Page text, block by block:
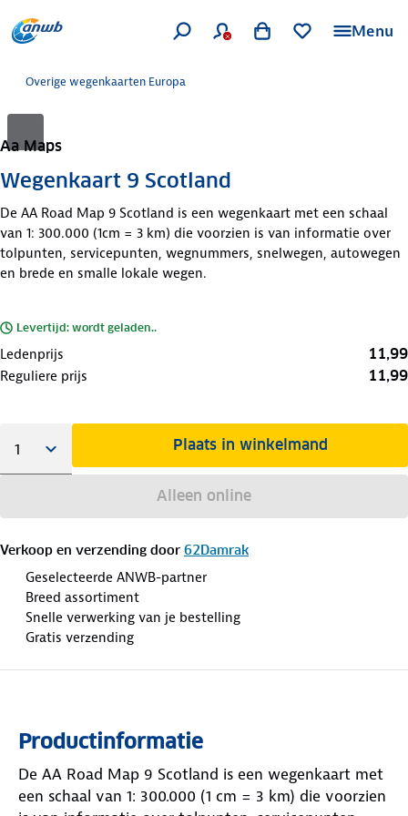
Menu
Overige wegenkaarten Europa
Aa Maps
Wegenkaart 9 Scotland
De AA Road Map 9 Scotland is een wegenkaart met een schaal
van 1: 300.000 (1cm = 3 km) die voorzien is van informatie over
tolpunten, servicepunten, wegnummers, snelwegen, autowegen
en brede en smalle lokale wegen.
Levertijd: wordt geladen..
Ledenprijs 11,99
Reguliere prijs 11,99
Plaats in winkelmand
Alleen online
Verkoop en verzending door 62Damrak
Geselecteerde ANWB-partner
Breed assortiment
Snelle verwerking van je bestelling
Gratis verzending
Productinformatie
De AA Road Map 9 Scotland is een wegenkaart met
een schaal van 1: 300.000 (1 cm = 3 km) die voorzien